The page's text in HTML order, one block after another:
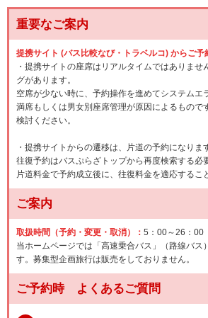
重要なご案内
提携サイト (バス比較なび・トラベルコ) からご予
・提携サイトの座席はリアルタイムではありませ
グがあります。
空席が少ない時に、予約操作を進めてシステムエ
満席もしくは男女別座席管理が原因によるもので
検討ください。
・提携サイトからの遷移は、片道の予約になりま
往復予約はバスぷらざトップから再度検索する必
片道料金で予約成立後に、往復料金を適応するこ
ご案内
取扱時間（予約・変更・取消）： 5：00～26：00
当ホームページでは「高速乗合バス」（路線バス
す。募集型企画旅行は販売をしておりません。
ご予約時 よくあるご質問